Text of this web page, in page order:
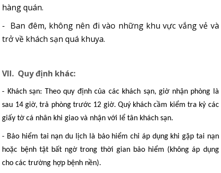
hàng quán.
- Ban đêm, không nên đi vào những khu vực vắng vẻ và
trở về khách sạn quá khuya.
VII. Quy định khác:
- Khách sạn: Theo quy định của các khách sạn, giờ nhận phòng là
sau 14 giờ, trả phòng trước 12 giờ. Quý khách cầm kiểm tra kỷ các
giấy tờ cá nhân khi giao và nhận với lể tân khách sạn.
- Bảo hiểm tai nạn du lịch là bảo hiểm chỉ áp dụng khi gặp tai nạn
hoặc bệnh tật bất ngờ trong thời gian bảo hiểm (không áp dụng
cho các trường hợp bệnh nền).